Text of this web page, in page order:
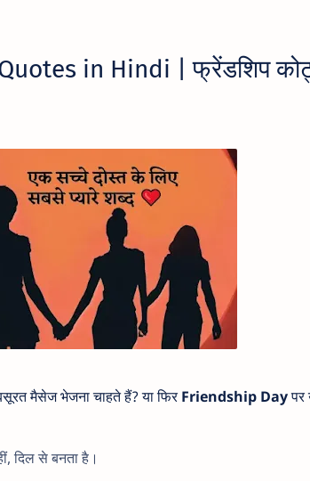
in Hindi | फ्रेंडशिप
मैसेज भेजना चाहते हैं? या फिरFriendship Dayपर
दिल से बनता है।